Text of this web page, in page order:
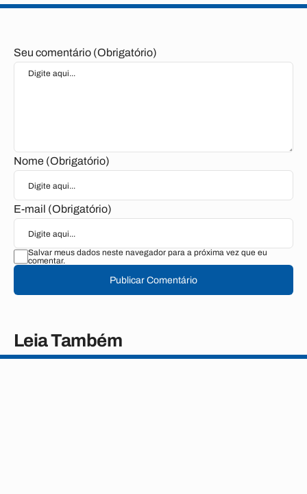
Seu comentário (Obrigatório)
Nome (Obrigatório)
E-mail (Obrigatório)
Salvar meus dados neste navegador para a próxima vez que eu
comentar.
Publicar Comentário
Leia Também